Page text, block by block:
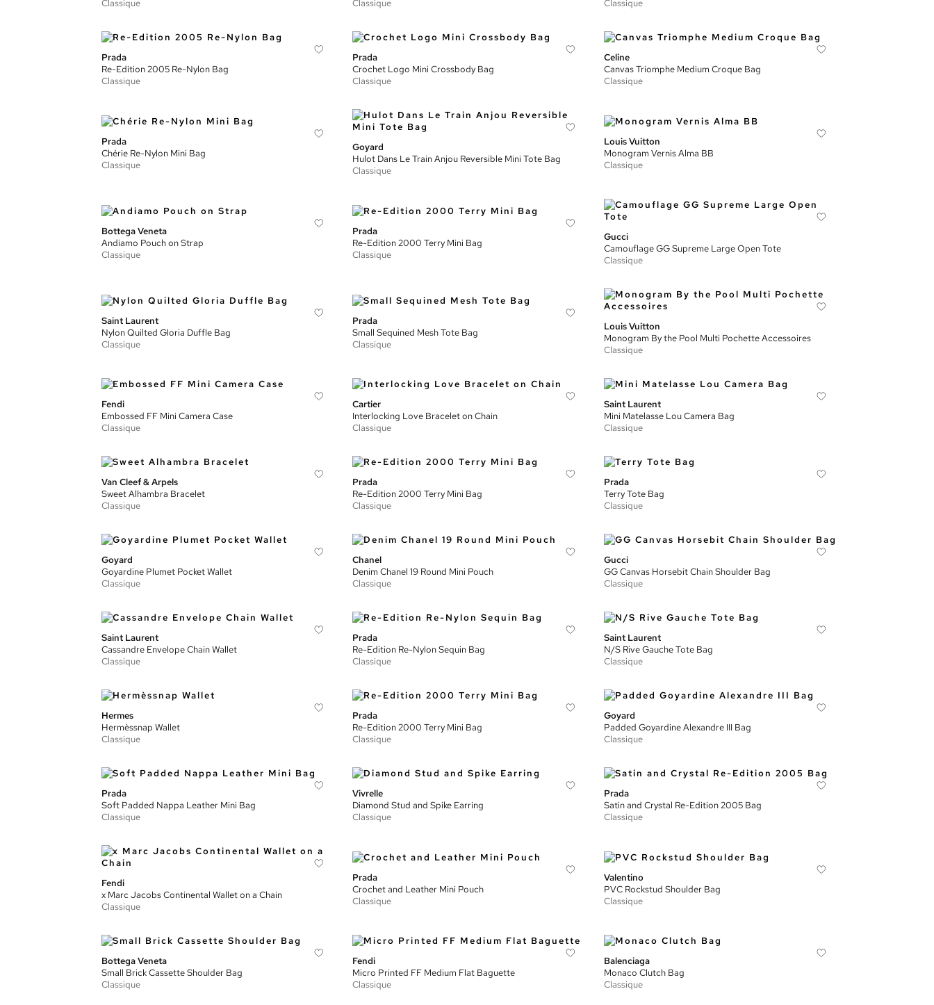
Classique
Classique
Classique
Prada
Re-Edition 2005 Re-Nylon Bag
Classique
Prada
Crochet Logo Mini Crossbody Bag
Classique
Celine
Canvas Triomphe Medium Croque Bag
Classique
Prada
Chérie Re-Nylon Mini Bag
Classique
Goyard
Hulot Dans Le Train Anjou Reversible Mini Tote Bag
Classique
Louis Vuitton
Monogram Vernis Alma BB
Classique
Bottega Veneta
Andiamo Pouch on Strap
Classique
Prada
Re-Edition 2000 Terry Mini Bag
Classique
Gucci
Camouflage GG Supreme Large Open Tote
Classique
Saint Laurent
Nylon Quilted Gloria Duffle Bag
Classique
Prada
Small Sequined Mesh Tote Bag
Classique
Louis Vuitton
Monogram By the Pool Multi Pochette Accessoires
Classique
Fendi
Embossed FF Mini Camera Case
Classique
Cartier
Interlocking Love Bracelet on Chain
Classique
Saint Laurent
Mini Matelasse Lou Camera Bag
Classique
Van Cleef & Arpels
Sweet Alhambra Bracelet
Classique
Prada
Re-Edition 2000 Terry Mini Bag
Classique
Prada
Terry Tote Bag
Classique
Goyard
Goyardine Plumet Pocket Wallet
Classique
Chanel
Denim Chanel 19 Round Mini Pouch
Classique
Gucci
GG Canvas Horsebit Chain Shoulder Bag
Classique
Saint Laurent
Cassandre Envelope Chain Wallet
Classique
Prada
Re-Edition Re-Nylon Sequin Bag
Classique
Saint Laurent
N/S Rive Gauche Tote Bag
Classique
Hermes
Hermèssnap Wallet
Classique
Prada
Re-Edition 2000 Terry Mini Bag
Classique
Goyard
Padded Goyardine Alexandre III Bag
Classique
Prada
Soft Padded Nappa Leather Mini Bag
Classique
Vivrelle
Diamond Stud and Spike Earring
Classique
Prada
Satin and Crystal Re-Edition 2005 Bag
Classique
Fendi
x Marc Jacobs Continental Wallet on a Chain
Classique
Prada
Crochet and Leather Mini Pouch
Classique
Valentino
PVC Rockstud Shoulder Bag
Classique
Bottega Veneta
Small Brick Cassette Shoulder Bag
Classique
Fendi
Micro Printed FF Medium Flat Baguette
Classique
Balenciaga
Monaco Clutch Bag
Classique